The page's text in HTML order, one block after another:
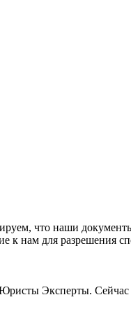
что наши
к нам для разрешения
Эксперты. Сейчас